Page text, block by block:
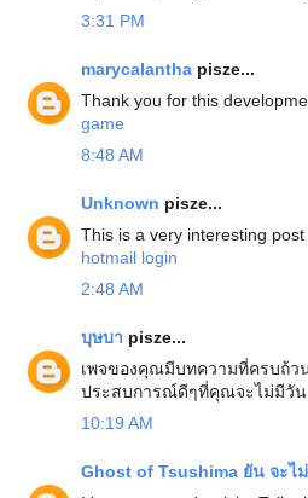
3:31 PM
marycalantha pisze...
Thank you for this
game
8:48 AM
Unknown pisze...
This is a very interesting
hotmail login
2:48 AM
บุษบา pisze...
เพจของคุณมีบทความที่ครบถ้ว
ประสบการณ์ดีๆที่คุณจะไม่มีวั
10:19 AM
Ghost of Tsushima ยัน จะไ